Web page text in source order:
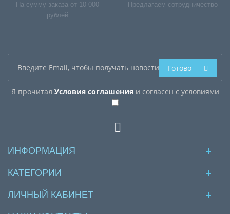
На сумму заказа от 10 000
рублей
Предлагаем сотрудничество
Я прочитал Условия соглашенияи согласен с условиями
Готово
ИНФОРМАЦИЯ
КАТЕГОРИИ
ЛИЧНЫЙ КАБИНЕТ